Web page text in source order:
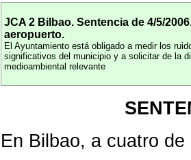
JCA 2 Bilbao. Sentencia de 4/5/
aeropuerto.
El Ayuntamiento está obligado a medir los
significativos del municipio y a solicitar de la
medioambiental relevante
En Bilbao, a cuatro